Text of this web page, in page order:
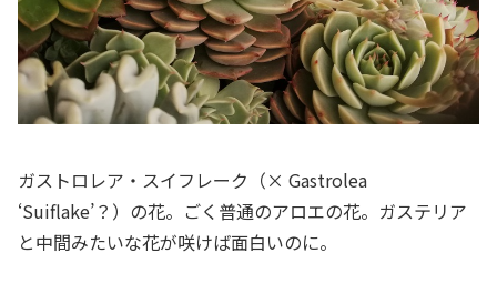
ガストロレア・スイフレーク （× Gastrolea
‘Suiflake’？）の花。ごく普通のアロエの花。ガステリア
と中間みたいな花が咲けば面白いのに。